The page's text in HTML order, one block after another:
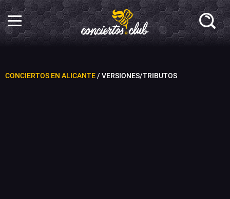
CONCIERTOS EN ALICANTE/ VERSIONES/TRIBUTOS